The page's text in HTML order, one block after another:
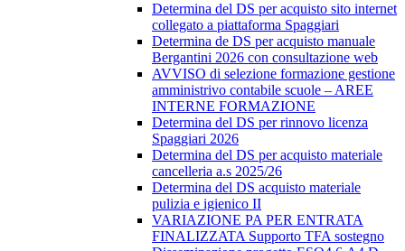
Determina del DS per acquisto sito internet
collegato a piattaforma Spaggiari
Determina de DS per acquisto manuale
Bergantini 2026 con consultazione web
AVVISO di selezione formazione gestione
amministrivo contabile scuole – AREE
INTERNE FORMAZIONE
Determina del DS per rinnovo licenza
Spaggiari 2026
Determina del DS per acquisto materiale
cancelleria a.s 2025/26
Determina del DS acquisto materiale
pulizia e igienico II
VARIAZIONE PA PER ENTRATA
FINALIZZATA Supporto TFA sostegno